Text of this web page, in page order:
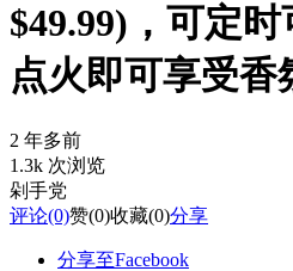
$49.99)，可定
点火即可享受香
2 年多前
1.3k 次浏览
剁手党
评论(0)赞(0)收藏(0)分享
分享至Facebook